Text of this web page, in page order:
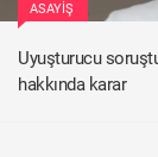
ASAYIŞ
Uyuşturucu
hakkında karar